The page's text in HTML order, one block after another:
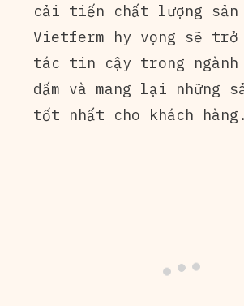
cải tiến chất lượng sản
Vietferm hy vọng sẽ trở
tác tin cậy trong ngành
dấm và mang lại những
tốt nhất cho khách hàng.